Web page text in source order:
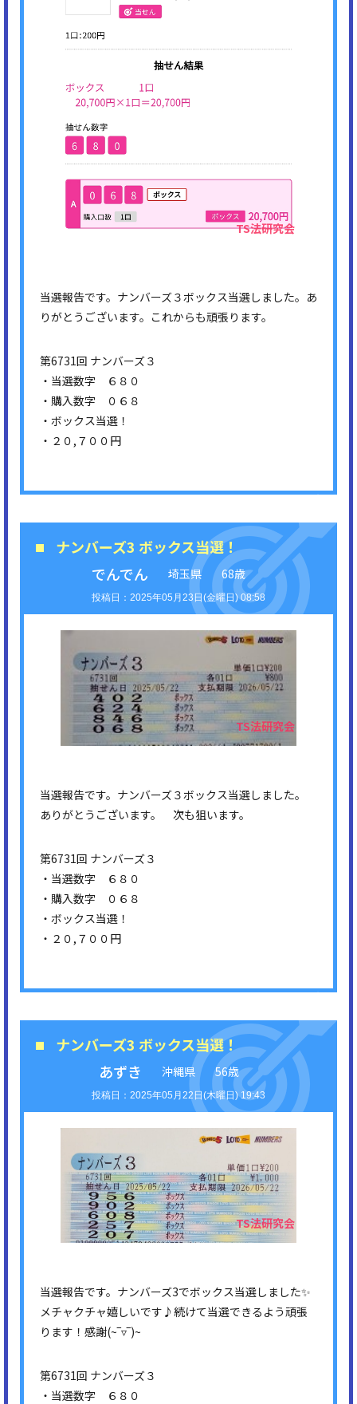
当選報告です。ナンバーズ３ボックス当選しました。あ
りがとうございます。これからも頑張ります。
第6731回 ナンバーズ３
・当選数字 ６８０
・購入数字 ０６８
・ボックス当選！
・２０,７００円
ナンバーズ3 ボックス当選！
でんでん
埼玉県 68歳
2025年05月23日(金曜日) 08:58
当選報告です。ナンバーズ３ボックス当選しました。
ありがとうございます。 次も狙います。
第6731回 ナンバーズ３
・当選数字 ６８０
・購入数字 ０６８
・ボックス当選！
・２０,７００円
ナンバーズ3 ボックス当選！
あずき
沖縄県 56歳
2025年05月22日(木曜日) 19:43
当選報告です。ナンバーズ3でボックス当選しました✨
メチャクチャ嬉しいです♪続けて当選できるよう頑張
ります！感謝(⁠~⁠‾⁠▿⁠‾⁠)⁠~
第6731回 ナンバーズ３
・当選数字 ６８０